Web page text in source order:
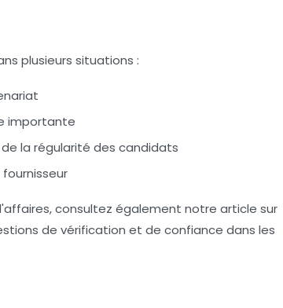
plusieurs situations :
importante
la régularité des candidats
consultez également notre article sur
de vérification et de confiance dans les